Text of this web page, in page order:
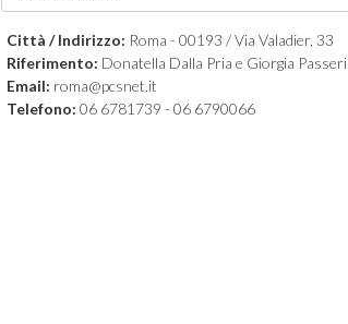
Città / Indirizzo: Roma - 00193 / Via Valadier, 33
Riferimento: Donatella Dalla Pria e Giorgia Passeri
Email: roma@pcsnet.it
Telefono: 06 6781739 - 06 6790066